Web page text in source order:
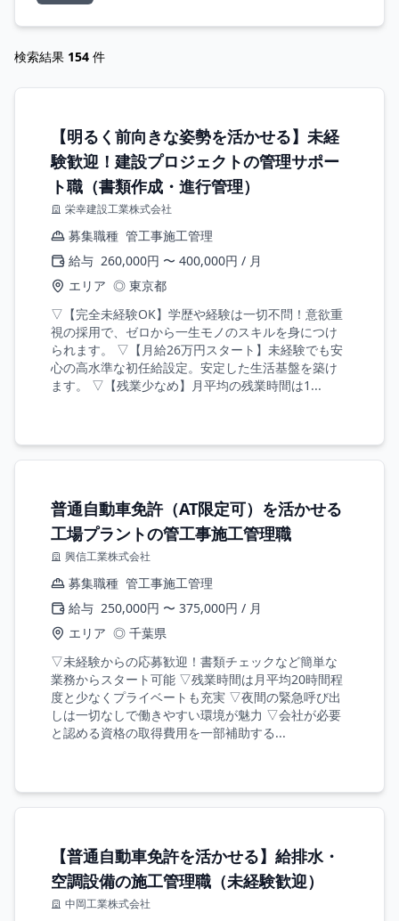
検索結果 154 件
【明るく前向きな姿勢を活かせる】未経
験歓迎！建設プロジェクトの管理サポー
ト職（書類作成・進行管理）
栄幸建設工業株式会社
募集職種 管工事施工管理
給与 260,000円 〜 400,000円 / 月
エリア ◎ 東京都
▽【完全未経験OK】学歴や経験は一切不問！意欲重
視の採用で、ゼロから一生モノのスキルを身につけ
られます。 ▽【月給26万円スタート】未経験でも安
心の高水準な初任給設定。安定した生活基盤を築け
ます。 ▽【残業少なめ】月平均の残業時間は1...
普通自動車免許（AT限定可）を活かせる
工場プラントの管工事施工管理職
興信工業株式会社
募集職種 管工事施工管理
給与 250,000円 〜 375,000円 / 月
エリア ◎ 千葉県
▽未経験からの応募歓迎！書類チェックなど簡単な
業務からスタート可能 ▽残業時間は月平均20時間程
度と少なくプライベートも充実 ▽夜間の緊急呼び出
しは一切なしで働きやすい環境が魅力 ▽会社が必要
と認める資格の取得費用を一部補助する...
【普通自動車免許を活かせる】給排水・
空調設備の施工管理職（未経験歓迎）
中岡工業株式会社